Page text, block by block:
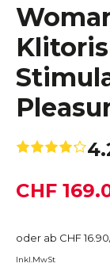
CHF
oder ab CHF
Inkl.MwSt